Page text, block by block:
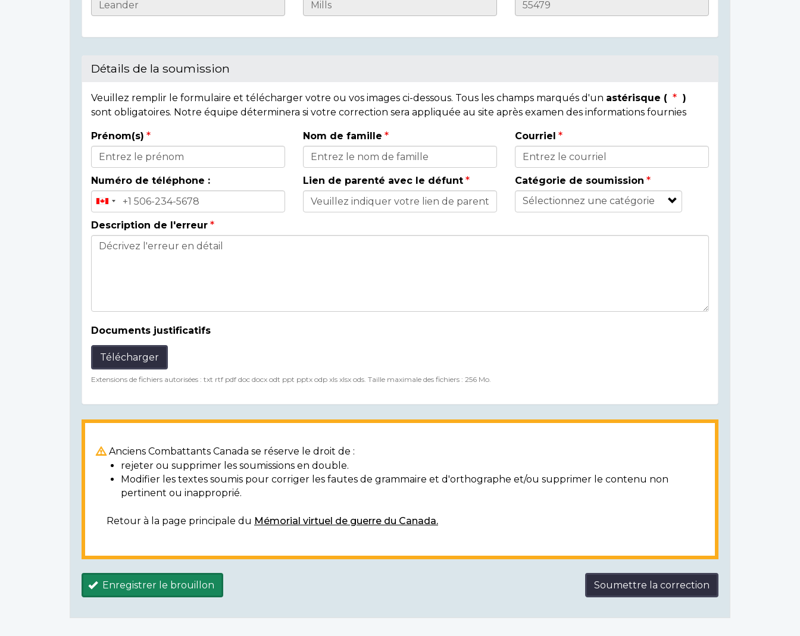
Casualty
Détails de la soumission
Veuillez remplir le formulaire et télécharger votre ou vos images ci-dessous. Tous les champs marqués d'un astérisque (
)
sont obligatoires. Notre équipe déterminera si votre correction sera appliquée au site après examen des informations fournies
Donor
Details
Prénom(s) Nom de famille Courriel
Numéro de téléphone : Lien de parenté avec le défunt Catégorie de soumission
Description de l'erreur
Documents justificatifs
Télécharger
Extensions de fichiers autorisées : txt rtf pdf doc docx odt ppt pptx odp xls xlsx ods. Taille maximale des fichiers : 256 Mo.
Anciens Combattants Canada se réserve le droit de :
rejeter ou supprimer les soumissions en double.
Modifier les textes soumis pour corriger les fautes de grammaire et d'orthographe et/ou supprimer le contenu non
pertinent ou inapproprié.
Retour à la page principale du Mémorial virtuel de guerre du Canada.
Enregistrer le brouillon Soumettre la correction